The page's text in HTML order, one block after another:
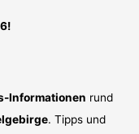
Informationen rund
. Tipps und